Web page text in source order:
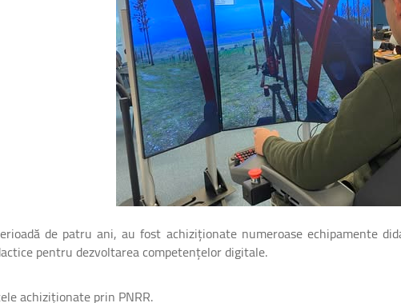
de patru ani, au fost achiziționate numeroase echipamente
pentru dezvoltarea competențelor digitale.
achiziționate prin PNRR.